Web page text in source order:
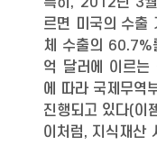
르면 미국의 수출
체 수출의 60.7%
억 달러에 이르는
에 따라 국제무역
진행되고 있다(이
이처럼, 지식재산